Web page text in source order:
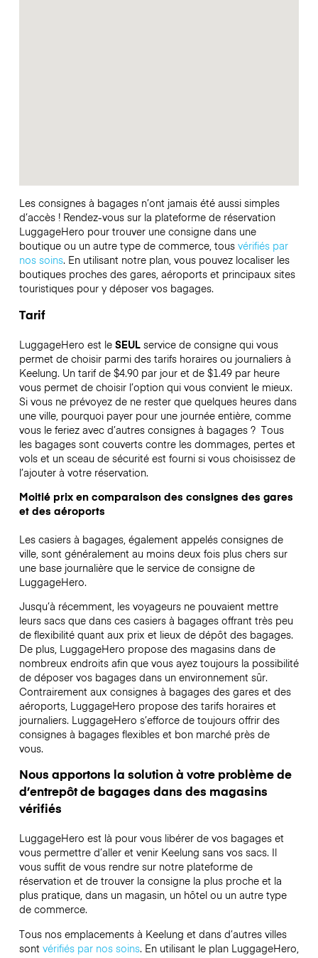
Les consignes à bagages n’ont jamais été aussi simples
d’accès ! Rendez-vous sur la plateforme de réservation
LuggageHero pour trouver une consigne dans une
boutique ou un autre type de commerce, tous vérifiés par
nos soins. En utilisant notre plan, vous pouvez localiser les
boutiques proches des gares, aéroports et principaux sites
touristiques pour y déposer vos bagages.
Tarif
LuggageHero est le SEULservice de consigne qui vous
permet de choisir parmi des tarifs horaires ou journaliers à
Keelung. Un tarif de $4.90 par jour et de $1.49 par heure
vous permet de choisir l’option qui vous convient le mieux.
Si vous ne prévoyez de ne rester que quelques heures dans
une ville, pourquoi payer pour une journée entière, comme
vous le feriez avec d’autres consignes à bagages ? Tous
les bagages sont couverts contre les dommages, pertes et
vols et un sceau de sécurité est fourni si vous choisissez de
l’ajouter à votre réservation.
Moitié prix en comparaison des consignes des gares
et des aéroports
Les casiers à bagages, également appelés consignes de
ville, sont généralement au moins deux fois plus chers sur
une base journalière que le service de consigne de
LuggageHero.
Jusqu’à récemment, les voyageurs ne pouvaient mettre
leurs sacs que dans ces casiers à bagages offrant très peu
de flexibilité quant aux prix et lieux de dépôt des bagages.
De plus, LuggageHero propose des magasins dans de
nombreux endroits afin que vous ayez toujours la possibilité
de déposer vos bagages dans un environnement sûr.
Contrairement aux consignes à bagages des gares et des
aéroports, LuggageHero propose des tarifs horaires et
journaliers. LuggageHero s’efforce de toujours offrir des
consignes à bagages flexibles et bon marché près de
vous.
Nous apportons la solution à votre problème de
d’entrepôt de bagages dans des magasins
vérifiés
LuggageHero est là pour vous libérer de vos bagages et
vous permettre d’aller et venir Keelung sans vos sacs. Il
vous suffit de vous rendre sur notre plateforme de
réservation et de trouver la consigne la plus proche et la
plus pratique, dans un magasin, un hôtel ou un autre type
de commerce.
Tous nos emplacements à Keelung et dans d’autres villes
sont vérifiés par nos soins. En utilisant le plan LuggageHero,